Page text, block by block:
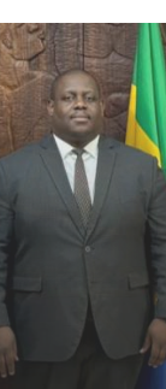
la
du